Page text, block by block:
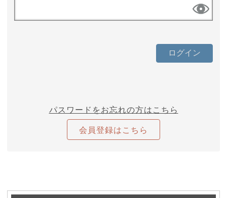
パスワードをお忘れの方はこちら
会員登録はこちら